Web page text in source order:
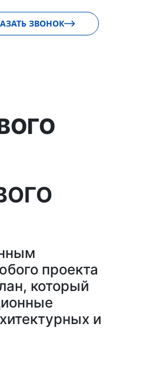
ЗВОНОК
проекта
который
и